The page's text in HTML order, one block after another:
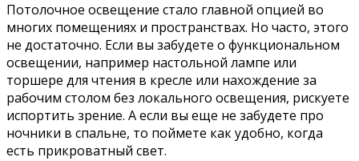
Потолочное освещение стало главной опцией во
многих помещениях и пространствах. Но часто, этого
не достаточно. Если вы забудете о функциональном
освещении, например настольной лампе или
торшере для чтения в кресле или нахождение за
рабочим столом без локального освещения, рискуете
испортить зрение. А если вы еще не забудете про
ночники в спальне, то поймете как удобно, когда
есть прикроватный свет.